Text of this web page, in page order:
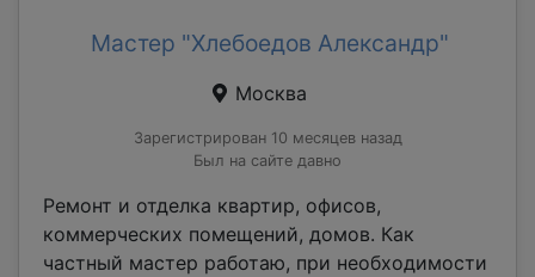
Мастер "Хлебоедов Александр"
Москва
Зарегистрирован 10 месяцев назад
Был на сайте давно
Ремонт и отделка квартир, офисов,
коммерческих помещений, домов. Как
частный мастер работаю, при необходимости